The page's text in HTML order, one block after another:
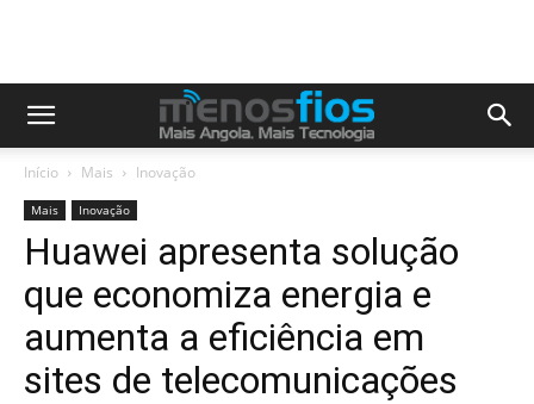
Início Mais Inovação
Mais Inovação
Huawei apresenta solução
que economiza energia e
aumenta a eficiência em
sites de telecomunicações